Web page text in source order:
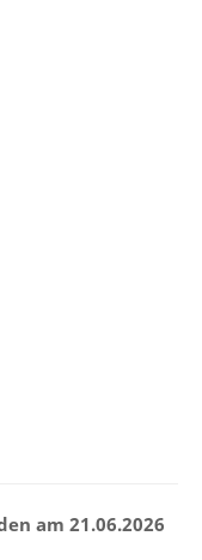
am 21.06.2026